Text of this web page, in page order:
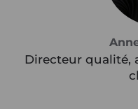
Directeur qualité,